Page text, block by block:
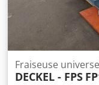
Fraiseuse
DECKEL - FPS